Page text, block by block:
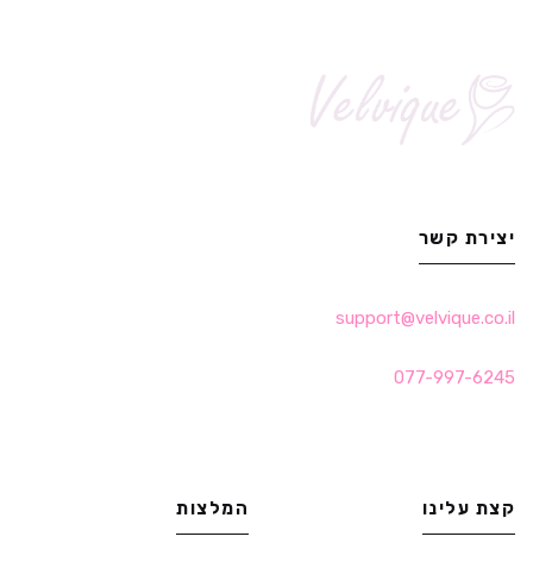
יצירת קשר
support@velvique.co.il
077-997-6245
קצת עלינו המלצות